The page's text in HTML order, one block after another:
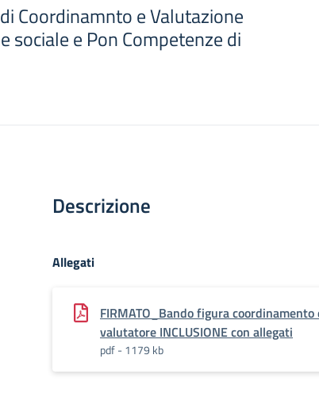
Coordinamnto e Valutazione
sociale e Pon Competenze di
Descrizione
Allegati
FIRMATO_Bando figura coordinamento
valutatore INCLUSIONE con allegati
pdf - 1179 kb